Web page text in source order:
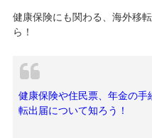
健康保険にも関わる、海外移
ら！
健康保険や住民票、年金の
転出届について知ろう！